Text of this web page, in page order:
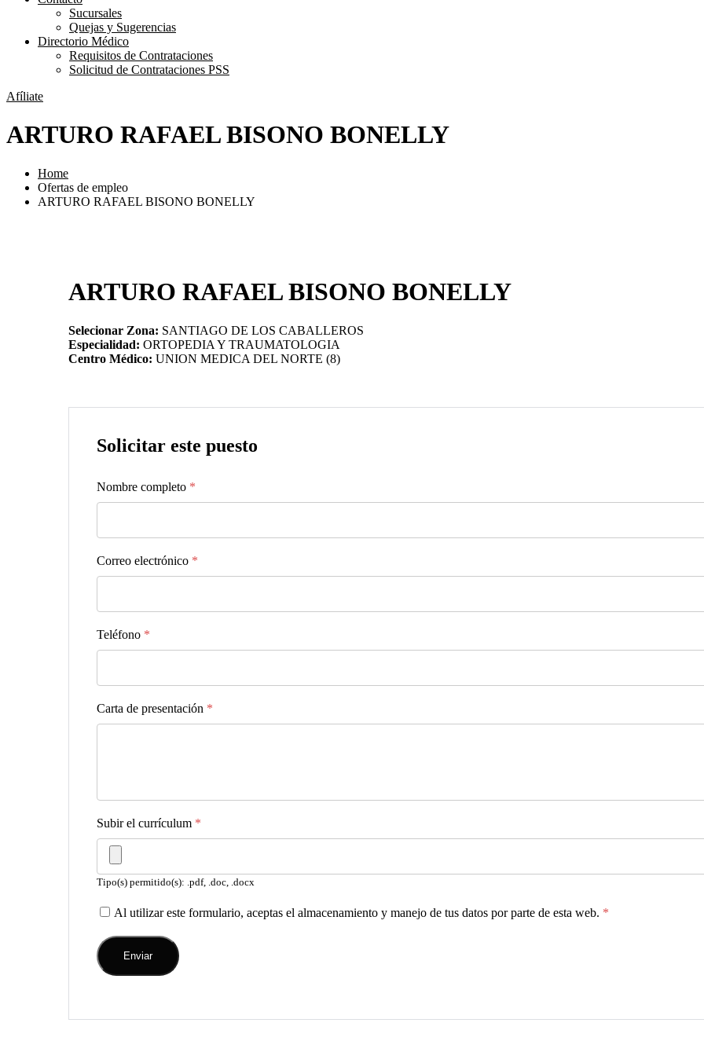
Sucursales
Quejas y Sugerencias
Directorio Médico
Requisitos de Contrataciones
Solicitud de Contrataciones PSS
Afíliate
ARTURO RAFAEL BISONO BONELLY
Home
Ofertas de empleo
ARTURO RAFAEL BISONO BONELLY
ARTURO RAFAEL BISONO BONELLY
Selecionar Zona: SANTIAGO DE LOS CABALLEROS
Especialidad: ORTOPEDIA Y TRAUMATOLOGIA
Centro Médico: UNION MEDICA DEL NORTE (8)
Solicitar este puesto
Nombre completo *
Correo electrónico *
Teléfono *
Carta de presentación *
Subir el currículum *
Tipo(s) permitido(s): .pdf, .doc, .docx
Al utilizar este formulario, aceptas el almacenamiento y manejo de tus datos por parte de esta web. *